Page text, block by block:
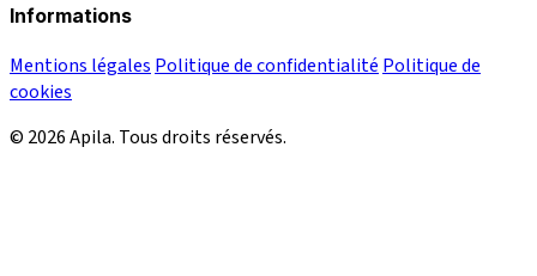
Informations
Mentions légales Politique de confidentialité Politique de
cookies
© 2026 Apila. Tous droits réservés.